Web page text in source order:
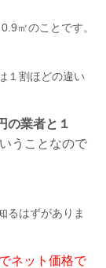
㎡のことです。
１割ほどの違い
の業者と１
うことなので
るはずがありま
ネット価格で